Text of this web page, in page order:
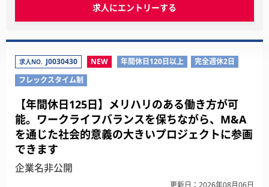
求人にエントリーする
求人NO. J0030430 NEW 年間休日120日以上
完全週休2日
フレックスタイム制
【年間休日125日】メリハリのある働き方が可
能。ワークライフバランスを保ちながら、M&A
を通じた社会的意義の大きいプロジェクトに参画
できます
企業名非公開
更新日：2026年08月06日